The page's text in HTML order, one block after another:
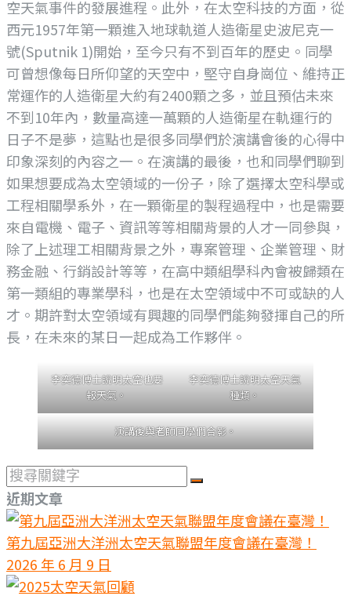
空天氣事件的發展進程。此外，在太空科技的方面，從
西元1957年第一顆進入地球軌道人造衛星史波尼克一
號(Sputnik 1)開始，至今只有不到百年的歷史。同學
可曾想像每日所仰望的天空中，堅守自身崗位、維持正
常運作的人造衛星大約有2400顆之多，並且預估未來
不到10年內，數量高達一萬顆的人造衛星在軌運行的
日子不是夢，這點也是很多同學們於演講會後的心得中
印象深刻的內容之一。在演講的最後，也和同學們聊到
如果想要成為太空領域的一份子，除了選擇太空科學或
工程相關學系外，在一顆衛星的製程過程中，也是需要
來自電機、電子、資訊等等相關背景的人才一同參與，
除了上述理工相關背景之外，專案管理、企業管理、財
務金融、行銷設計等等，在高中類組學科內會被歸類在
第一類組的專業學科，也是在太空領域中不可或缺的人
才。期許對太空領域有興趣的同學們能夠發揮自己的所
長，在未來的某日一起成為工作夥伴。
李奕德博士說明太空也要
報天氣。
李奕德博士說明太空天氣
種類。
演講後與老師同學們合影。
搜
尋
關
鍵
字
近期文章
第九屆亞洲大洋洲太空天氣聯盟年度會議在臺灣！
2026 年 6 月 9 日